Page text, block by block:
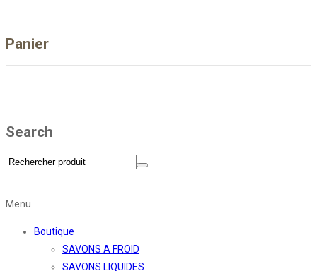
Panier
Search
Menu
Boutique
SAVONS A FROID
SAVONS LIQUIDES